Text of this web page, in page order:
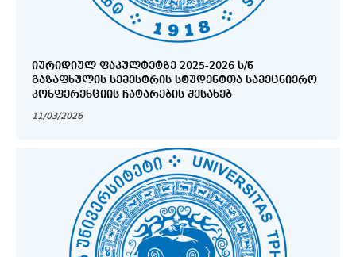
ᲘᲣᲠᲘᲓᲘᲣᲚ ᲤᲐᲙᲣᲚᲢᲔᲢᲖᲔ 2025-2026 Ს/Წ
ᲒᲐᲖᲐᲤᲮᲣᲚᲘᲡ ᲡᲔᲛᲔᲡᲢᲠᲘᲡ ᲡᲢᲣᲓᲔᲜᲢᲗᲐ ᲡᲐᲛᲔᲪᲜᲘᲔᲠᲝ
ᲙᲝᲜᲤᲔᲠᲔᲜᲪᲘᲘᲡ ᲩᲐᲢᲐᲠᲔᲑᲘᲡ ᲨᲔᲡᲐᲮᲔᲑ
11/03/2026